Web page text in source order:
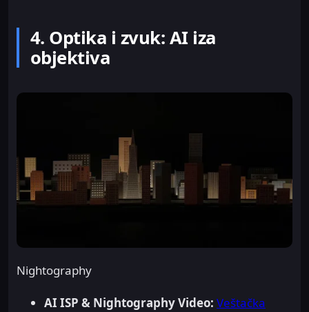
4. Optika i zvuk: AI iza
objektiva
Nightography
AI ISP & Nightography Video: Veštačka